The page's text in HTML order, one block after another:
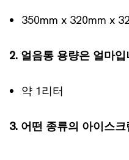
350mm x 320mm x
2. 얼음통 용량은 얼마
약 1리터
3. 어떤 종류의 아이스